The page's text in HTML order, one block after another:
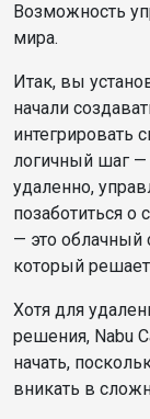
Возможность
мира.
Итак, вы
начали
интегрировать
логичный шаг —
удаленно,
позаботиться о
— это облачный
который решает
Хотя для
решения, Nabu
начать,
вникать в